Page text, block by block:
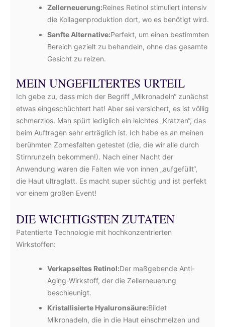
Zellerneuerung:Reines Retinol stimuliert intensiv
die Kollagenproduktion dort, wo es benötigt wird.
Sanfte Alternative:Perfekt, um einen bestimmten
Bereich gezielt zu behandeln, ohne das gesamte
Gesicht zu reizen.
MEIN UNGEFILTERTES URTEIL
Ich gebe zu, dass mich der Begriff „Mikronadeln“ zunächst
etwas eingeschüchtert hat! Aber sei versichert, es ist völlig
schmerzlos. Man spürt lediglich ein leichtes „Kratzen“, das
beim Auftragen sehr erträglich ist. Ich habe es an meinen
berühmten Zornesfalten getestet (die, die wir alle durch
Stirnrunzeln bekommen!). Nach einer Nacht der
Anwendung waren die Falten wie von innen „aufgefüllt“,
die Haut ultraglatt. Es macht super süchtig und ist perfekt
vor einem großen Event!
DIE WICHTIGSTEN ZUTATEN
Patentierte Technologie mit hochkonzentrierten
Wirkstoffen:
Verkapseltes Retinol:Der maßgebende Anti-
Aging-Wirkstoff, der die Zellerneuerung
beschleunigt.
Kristallisierte Hyaluronsäure:Bildet
Mikronadeln, die in die Haut einschmelzen und